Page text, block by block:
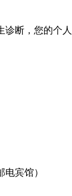
诊断，您的个人
宾馆）